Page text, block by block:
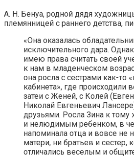
А. Н. Бенуа, родной дядя
племянницей с раннего детства,
«Она оказалась
исключительного дара.
имею права считать своей
к нам в младенческом
она росла с сестрами как-то
кабинета», где происходили
затеи с Женей, с Колей
Николай Евгеньевич
друзьями. Росла Зина к
и нелюдимым ребенком, в
напоминала отца и вовсе не
матери, ни братьев и сестер,
отличались веселым и